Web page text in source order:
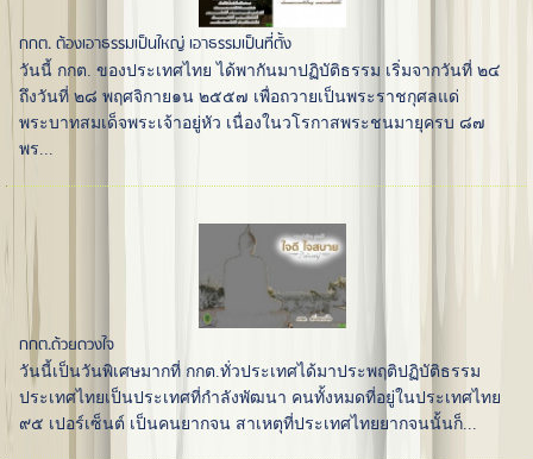
กกต. ต้องเอาธรรมเป็นใหญ่ เอาธรรมเป็นที่ตั้ง
วันนี้ กกต. ของประเทศไทย ได้พากันมาปฏิบัติธรรม เริ่มจากวันที่ ๒๔
ถึงวันที่ ๒๘ พฤศจิกาย๑น ๒๕๕๗ เพื่อถวายเป็นพระราชกุศลแด่
พระบาทสมเด็จพระเจ้าอยู่หัว เนื่องในวโรกาสพระชนมายุครบ ๘๗
พร...
กกต.ด้วยดวงใจ
วันนี้เป็นวันพิเศษมากที่ กกต.ทั่วประเทศได้มาประพฤติปฏิบัติธรรม
ประเทศไทยเป็นประเทศที่กำลังพัฒนา คนทั้งหมดที่อยู่ในประเทศไทย
๙๕ เปอร์เซ็นต์ เป็นคนยากจน สาเหตุที่ประเทศไทยยากจนนั้นก็...